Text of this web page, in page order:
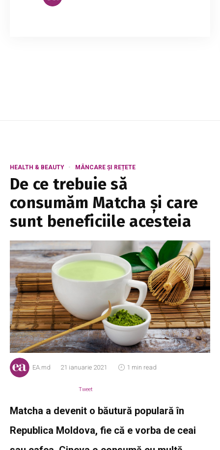
HEALTH & BEAUTY MÂNCARE ȘI REȚETE
De ce trebuie să
consumăm Matcha și care
sunt beneficiile acesteia
EA.md 21 ianuarie 2021 1 min read
Tweet
Matcha a devenit o băutură populară în
Republica Moldova, fie că e vorba de ceai